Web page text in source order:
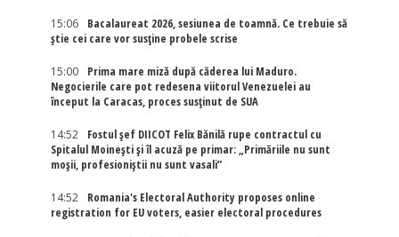
15:06
Bacalaureat 2026, sesiunea de toamnă. Ce trebuie să
știe cei care vor susține probele scrise
15:00
Prima mare miză după căderea lui Maduro.
Negocierile care pot redesena viitorul Venezuelei au
început la Caracas, proces susținut de SUA
14:52
Fostul șef DIICOT Felix Bănilă rupe contractul cu
Spitalul Moinești și îl acuză pe primar: „Primăriile nu sunt
moșii, profesioniștii nu sunt vasali”
14:52
Romania's Electoral Authority proposes online
registration for EU voters, easier electoral procedures